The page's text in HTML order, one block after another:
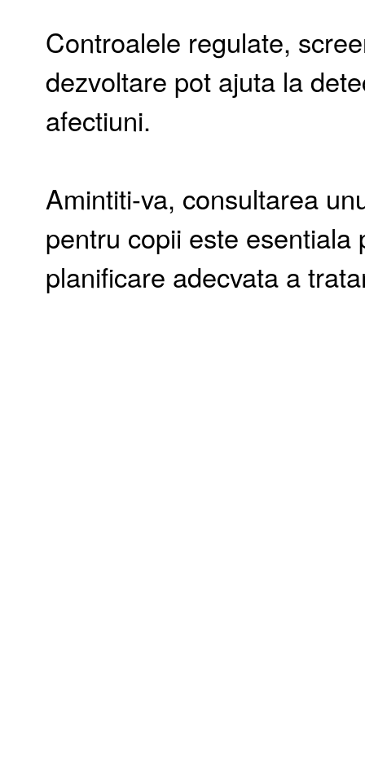
Controalele regulate,
dezvoltare pot ajuta la
afectiuni.
Amintiti-va, consultarea
pentru copii este
planificare adecvata a